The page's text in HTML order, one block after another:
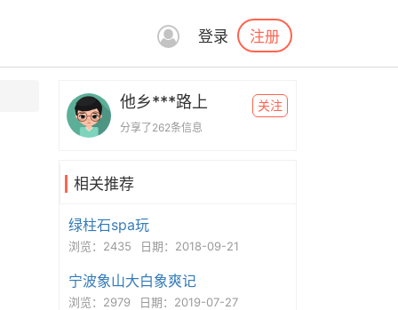
登录 注册
他乡***路上
分享了262条信息
关注
相关推荐
绿柱石spa玩
浏览：2435 日期：2018-09-21
宁波象山大白象爽记
浏览：2979 日期：2019-07-27